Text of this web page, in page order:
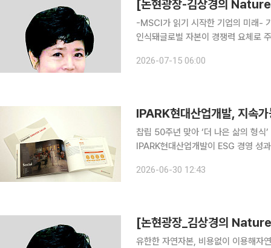
-MSCI가 읽기 시작한 기업의 미래- 기업의 미래가치 바꾸는 자연 변화물·토양·생태계…리스크로
인식돼글로벌 자본이 경쟁력 요체로 주목 최근 국내에서는 자연과 생물다양성에 대한 관
·진단·평가·대응) 접근법에 대한 논의
2026-07-15 06:00
IPARK현대산업개발, 지속
찹립 50주년 맞아 ‘더 나은 삶의 형식
IPARK현대산업개발이 ESG 경영 성
대한 가치 창출 방향을 새롭게 정립하
2026-06-30 12:43
유한한 자연자본, 비용없이 이용해자